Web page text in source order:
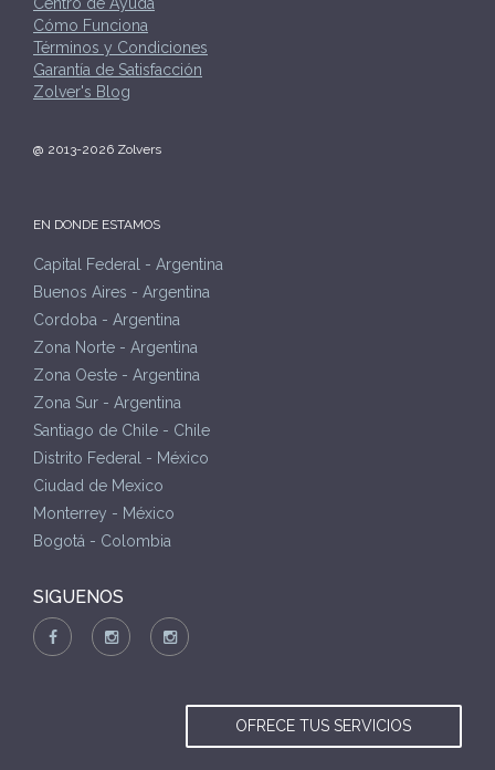
Cómo Funciona
Términos y Condiciones
Garantía de Satisfacción
Zolver's Blog
@ 2013-2026 Zolvers
EN DONDE ESTAMOS
Capital Federal - Argentina
Buenos Aires - Argentina
Cordoba - Argentina
Zona Norte - Argentina
Zona Oeste - Argentina
Zona Sur - Argentina
Santiago de Chile - Chile
Distrito Federal - México
Ciudad de Mexico
Monterrey - México
Bogotá - Colombia
SIGUENOS
OFRECE TUS SERVICIOS